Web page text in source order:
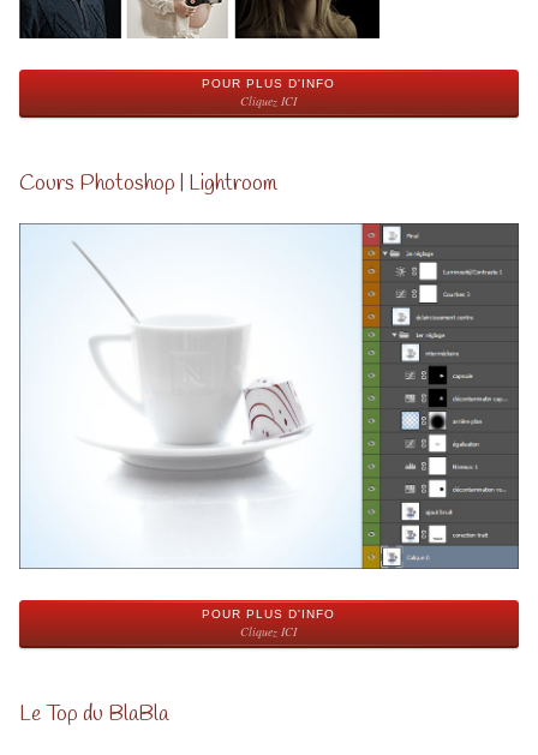
POUR PLUS D'INFO
Cliquez ICI
Cours Photoshop | Lightroom
POUR PLUS D'INFO
Cliquez ICI
Le Top du BlaBla